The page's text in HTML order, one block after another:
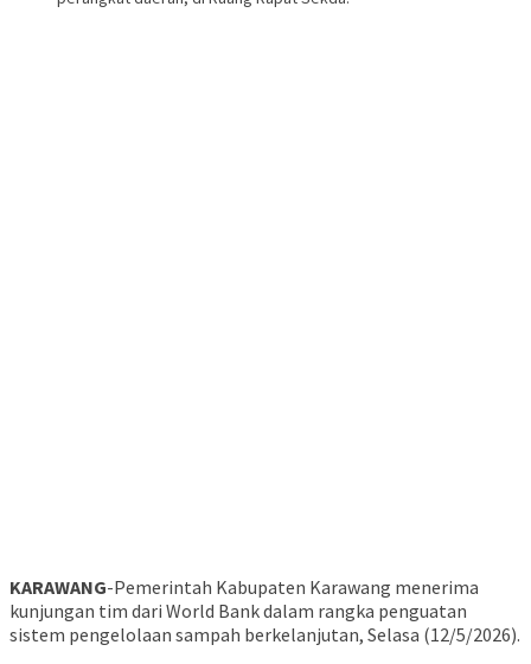
KARAWANG-Pemerintah Kabupaten Karawang menerima
kunjungan tim dari World Bank dalam rangka penguatan
sistem pengelolaan sampah berkelanjutan, Selasa (12/5/2026).